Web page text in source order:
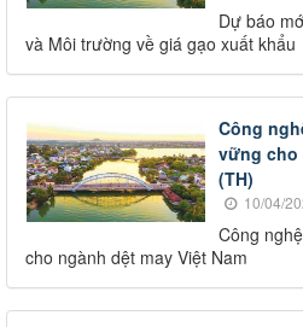
Dự báo
và Môi trường về giá gạo xuất khẩu
Công
vững cho
(TH)
10/04/
Công
cho ngành dệt may Việt Nam